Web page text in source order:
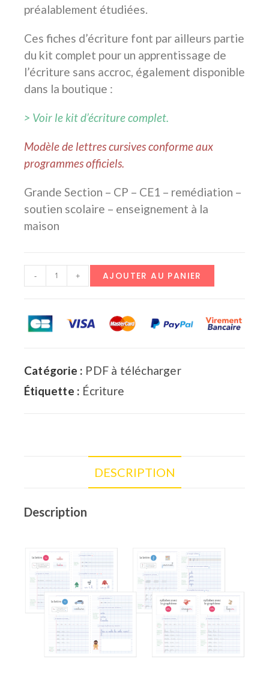
préalablement étudiées.
Ces fiches d’écriture font par ailleurs partie
du kit complet pour un apprentissage de
l’écriture sans accroc, également disponible
dans la boutique :
> Voir le kit d’écriture complet.
Modèle de lettres cursives conforme aux
programmes officiels.
Grande Section – CP – CE1 – remédiation –
soutien scolaire – enseignement à la
maison
- + AJOUTER AU PANIER
Catégorie : PDF à télécharger
Étiquette : Écriture
DESCRIPTION
Description